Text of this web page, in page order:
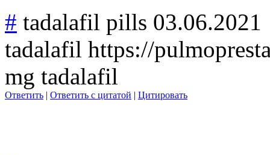
# tadalafil pills 03.06.2021
tadalafil https://
mg tadalafil
Ответить | Ответить с цитатой | Цитировать